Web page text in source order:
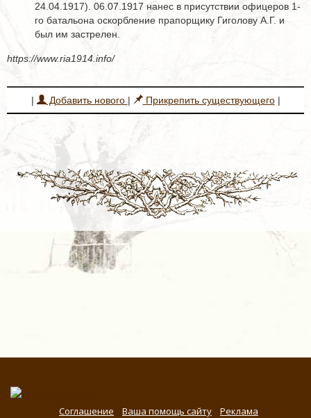
24.04.1917). 06.07.1917 нанес в присутствии офицеров 1-
го батальона оскорбление прапорщику Гиголову А.Г. и
был им застрелен.
https://www.ria1914.info/
| Добавить нового | Прикрепить существующего|
Соглашение Ваша помощь сайту Реклама